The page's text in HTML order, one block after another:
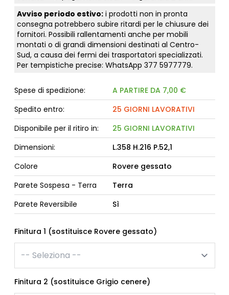
Avviso periodo estivo:i prodotti non in pronta
consegna potrebbero subire ritardi per le chiusure dei
fornitori. Possibili rallentamenti anche per mobili
montati o di grandi dimensioni destinati al Centro-
Sud, a causa dei fermi dei trasportatori specializzati.
Per tempistiche precise: WhatsApp 377 5977779.
Spese di spedizione:
A PARTIRE DA 7,00 €
Spedito entro:
25 GIORNI LAVORATIVI
Disponibile per il ritiro in:
25 GIORNI LAVORATIVI
Dimensioni:
L.358 H.216 P.52,1
Colore
Rovere gessato
Parete Sospesa - Terra
Terra
Parete Reversibile
Sì
Finitura 1 (sostituisce Rovere gessato)
Finitura 2 (sostituisce Grigio cenere)